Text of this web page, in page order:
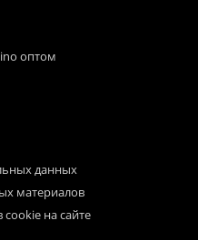
оптом
данных
материалов
на сайте